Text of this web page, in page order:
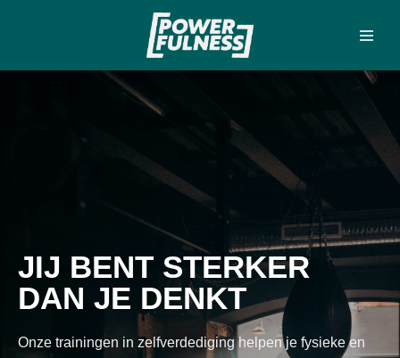
naar
JIJ BENT STERKER
DAN JE DENKT
Onze trainingen in zelfverdediging helpen je fysieke en